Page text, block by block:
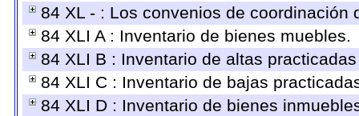
84 XL - : Los convenios de
84 XLI A : Inventario de bienes muebles.
84 XLI B : Inventario de altas
84 XLI C : Inventario de bajas
84 XLI D : Inventario de bienes